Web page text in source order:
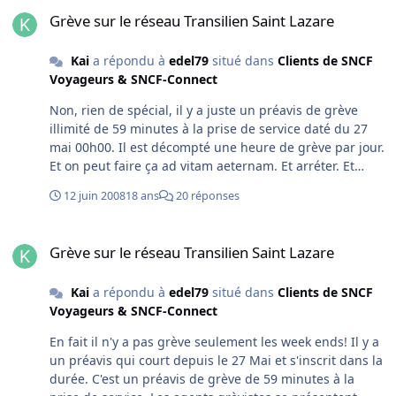
Grève sur le réseau Transilien Saint Lazare
Kaia répondu à edel79situé dans Clients de SNCF
Voyageurs & SNCF-Connect
Non, rien de spécial, il y a juste un préavis de grève
illimité de 59 minutes à la prise de service daté du 27
mai 00h00. Il est décompté une heure de grève par jour.
Et on peut faire ça ad vitam aeternam. Et arréter. Et
avant. etc...
12 juin 200818 ans 20 réponses
Grève sur le réseau Transilien Saint Lazare
Kaia répondu à edel79situé dans Clients de SNCF
Voyageurs & SNCF-Connect
En fait il n'y a pas grève seulement les week ends! Il y a
un préavis qui court depuis le 27 Mai et s'inscrit dans la
durée. C'est un préavis de grève de 59 minutes à la